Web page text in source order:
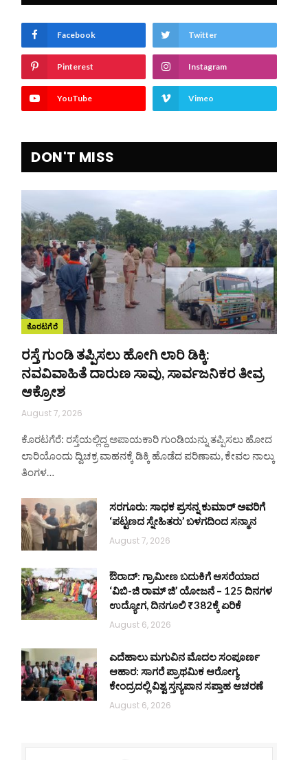
Facebook Twitter
Pinterest Instagram
YouTube Vimeo
DON'T MISS
ಕೊರಟಗೆರೆ
ರಸ್ತೆ ಗುಂಡಿ ತಪ್ಪಿಸಲು ಹೋಗಿ ಲಾರಿ ಡಿಕ್ಕಿ:
ನವವಿವಾಹಿತೆ ದಾರುಣ ಸಾವು, ಸಾರ್ವಜನಿಕರ ತೀವ್ರ
ಆಕ್ರೋಶ
August 7, 2026
ಕೊರಟಗೆರೆ: ರಸ್ತೆಯಲ್ಲಿದ್ದ ಅಪಾಯಕಾರಿ ಗುಂಡಿಯನ್ನು ತಪ್ಪಿಸಲು ಹೋದ
ಲಾರಿಯೊಂದು ದ್ವಿಚಕ್ರ ವಾಹನಕ್ಕೆ ಡಿಕ್ಕಿ ಹೊಡೆದ ಪರಿಣಾಮ, ಕೇವಲ ನಾಲ್ಕು
ತಿಂಗಳ…
ಸರಗೂರು: ಸಾಧಕ ಪ್ರಸನ್ನ ಕುಮಾರ್ ಅವರಿಗೆ
‘ಪಟ್ಟಣದ ಸ್ನೇಹಿತರು’ ಬಳಗದಿಂದ ಸನ್ಮಾನ
August 7, 2026
ಔರಾದ್: ಗ್ರಾಮೀಣ ಬದುಕಿಗೆ ಆಸರೆಯಾದ
‘ವಿಬಿ-ಜಿ ರಾಮ್ ಜಿ’ ಯೋಜನೆ – 125 ದಿನಗಳ
ಉದ್ಯೋಗ, ದಿನಗೂಲಿ ₹382ಕ್ಕೆ ಏರಿಕೆ
August 6, 2026
ಎದೆಹಾಲು ಮಗುವಿನ ಮೊದಲ ಸಂಪೂರ್ಣ
ಆಹಾರ: ಸಾಗರೆ ಪ್ರಾಥಮಿಕ ಆರೋಗ್ಯ
ಕೇಂದ್ರದಲ್ಲಿ ವಿಶ್ವ ಸ್ತನ್ಯಪಾನ ಸಪ್ತಾಹ ಆಚರಣೆ
August 6, 2026